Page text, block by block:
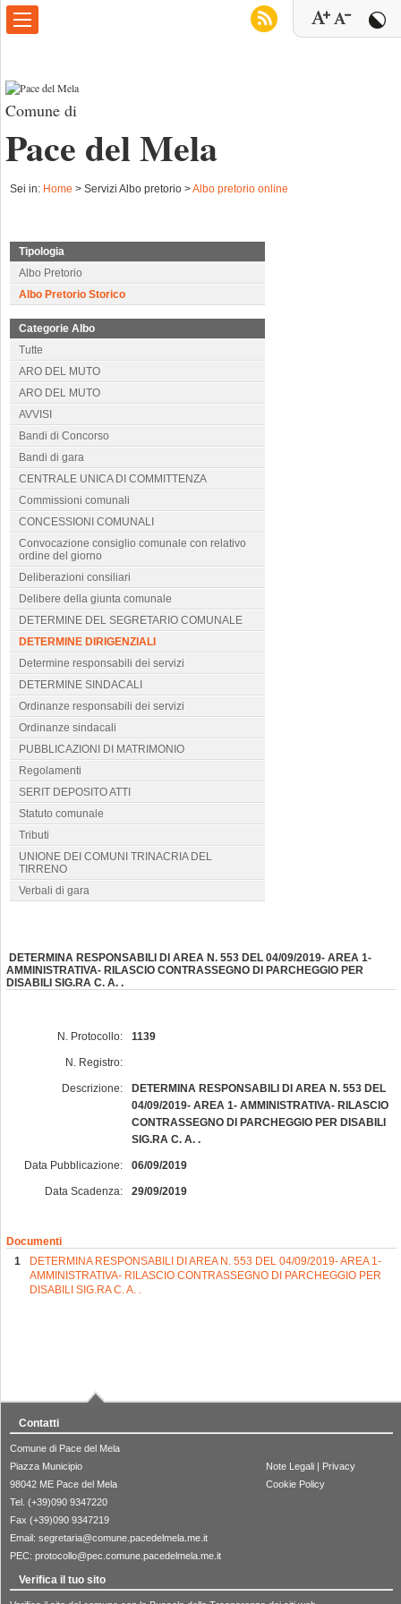
Comune di
Pace del Mela
Sei in: Home > Servizi Albo pretorio >Albo pretorio online
Tipologia
Albo Pretorio
Albo Pretorio Storico
Categorie Albo
Tutte
ARO DEL MUTO
ARO DEL MUTO
AVVISI
Bandi di Concorso
Bandi di gara
CENTRALE UNICA DI COMMITTENZA
Commissioni comunali
CONCESSIONI COMUNALI
Convocazione consiglio comunale con relativo
ordine del giorno
Deliberazioni consiliari
Delibere della giunta comunale
DETERMINE DEL SEGRETARIO COMUNALE
DETERMINE DIRIGENZIALI
Determine responsabili dei servizi
DETERMINE SINDACALI
Ordinanze responsabili dei servizi
Ordinanze sindacali
PUBBLICAZIONI DI MATRIMONIO
Regolamenti
SERIT DEPOSITO ATTI
Statuto comunale
Tributi
UNIONE DEI COMUNI TRINACRIA DEL
TIRRENO
Verbali di gara
DETERMINA RESPONSABILI DI AREA N. 553 DEL 04/09/2019- AREA 1-
AMMINISTRATIVA- RILASCIO CONTRASSEGNO DI PARCHEGGIO PER
DISABILI SIG.RA C. A. .
N. Protocollo: 1139
N. Registro:
Descrizione:
DETERMINA RESPONSABILI DI AREA N. 553 DEL
04/09/2019- AREA 1- AMMINISTRATIVA- RILASCIO
CONTRASSEGNO DI PARCHEGGIO PER DISABILI
SIG.RA C. A. .
Data Pubblicazione: 06/09/2019
Data Scadenza: 29/09/2019
Documenti
DETERMINA RESPONSABILI DI AREA N. 553 DEL 04/09/2019- AREA 1-
AMMINISTRATIVA- RILASCIO CONTRASSEGNO DI PARCHEGGIO PER
DISABILI SIG.RA C. A. .
Contatti
Comune di Pace del Mela
Piazza Municipio
98042 ME Pace del Mela
Tel. (+39)090 9347220
Fax (+39)090 9347219
Email: segretaria@comune.pacedelmela.me.it
PEC: protocollo@pec.comune.pacedelmela.me.it
Note Legali | Privacy
Cookie Policy
Verifica il tuo sito